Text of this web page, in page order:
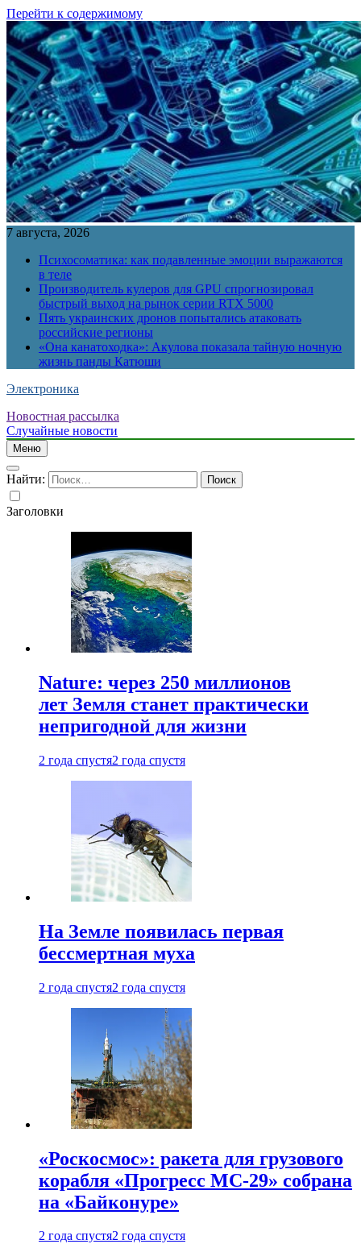
Перейти к содержимому
7 августа, 2026
Психосоматика: как подавленные эмоции выражаются
в теле
Производитель кулеров для GPU спрогнозировал
быстрый выход на рынок серии RTX 5000
Пять украинских дронов попытались атаковать
российские регионы
«Она канатоходка»: Акулова показала тайную ночную
жизнь панды Катюши
Электроника
Новостная рассылка
Случайные новости
Меню
Найти:
Заголовки
Nature: через 250 миллионов
лет Земля станет практически
непригодной для жизни
2 года спустя2 года спустя
На Земле появилась первая
бессмертная муха
2 года спустя2 года спустя
«Роскосмос»: ракета для грузового
корабля «Прогресс МС-29» собрана
на «Байконуре»
2 года спустя2 года спустя